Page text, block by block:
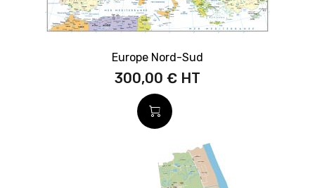
Europe Nord-Sud
300,00 €